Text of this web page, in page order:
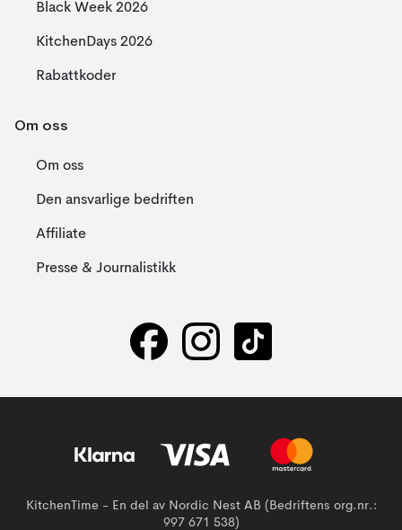
Black Week 2026
KitchenDays 2026
Rabattkoder
Om oss
Om oss
Den ansvarlige bedriften
Affiliate
Presse & Journalistikk
KitchenTime - En del av Nordic Nest AB (Bedriftens org.nr.:
997 671 538)